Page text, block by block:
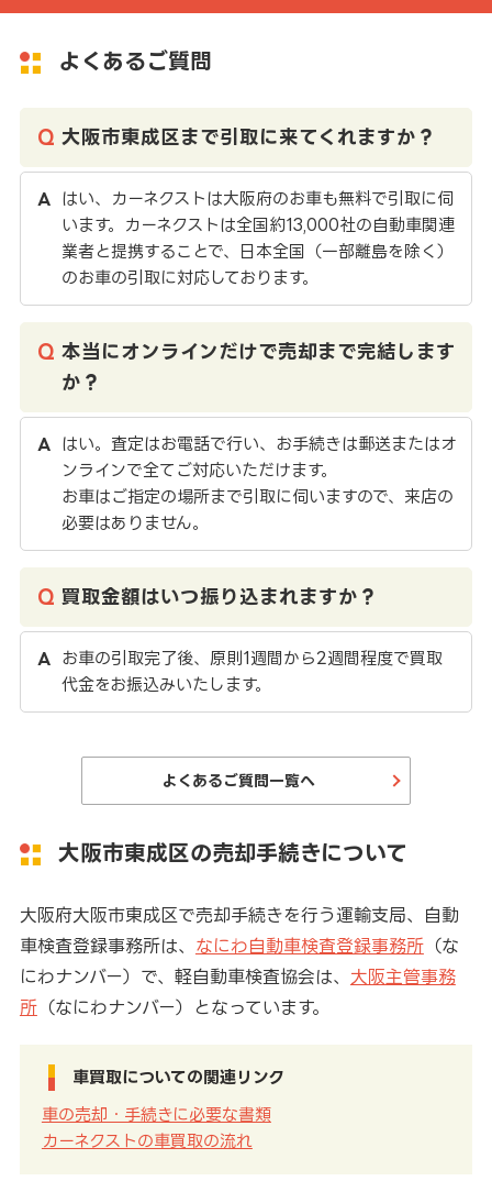
よくあるご質問
大阪市東成区まで引取に来てくれますか？
はい、カーネクストは大阪府のお車も無料で引取に伺
います。カーネクストは全国約13,000社の自動車関連
業者と提携することで、日本全国（一部離島を除く）
のお車の引取に対応しております。
本当にオンラインだけで売却まで完結します
か？
はい。査定はお電話で行い、お手続きは郵送またはオ
ンラインで全てご対応いただけます。
お車はご指定の場所まで引取に伺いますので、来店の
必要はありません。
買取金額はいつ振り込まれますか？
お車の引取完了後、原則1週間から2週間程度で買取
代金をお振込みいたします。
よくあるご質問一覧へ
大阪市東成区の売却手続きについて
大阪府大阪市東成区で売却手続きを行う運輸支局、自動
車検査登録事務所は、 なにわ自動車検査登録事務所（な
にわナンバー）で、軽自動車検査協会は、 大阪主管事務
所（なにわナンバー）となっています。
車買取についての関連リンク
車の売却・手続きに必要な書類
カーネクストの車買取の流れ